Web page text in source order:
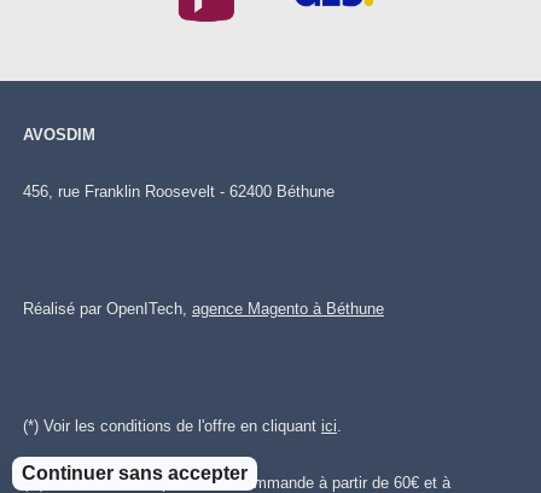
Continuer sans accepter
AVOSDIM
456, rue Franklin Roosevelt - 62400 Béthune
Réalisé par OpenITech, agence Magento à Béthune
(*) Voir les conditions de l'offre en cliquant ici
(**)Livraison offerte pour toute commande à partir de 60€ et à